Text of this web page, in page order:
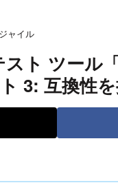
ャイル
スト ツール
3: 互換性